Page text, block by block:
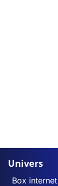
Univers
Box internet